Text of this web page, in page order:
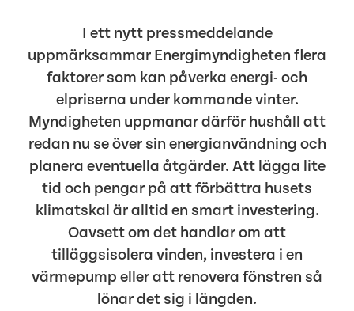
I ett nytt pressmeddelande
uppmärksammar Energimyndigheten flera
faktorer som kan påverka energi- och
elpriserna under kommande vinter.
Myndigheten uppmanar därför hushåll att
redan nu se över sin energianvändning och
planera eventuella åtgärder. Att lägga lite
tid och pengar på att förbättra husets
klimatskal är alltid en smart investering.
Oavsett om det handlar om att
tilläggsisolera vinden, investera i en
värmepump eller att renovera fönstren så
lönar det sig i längden.